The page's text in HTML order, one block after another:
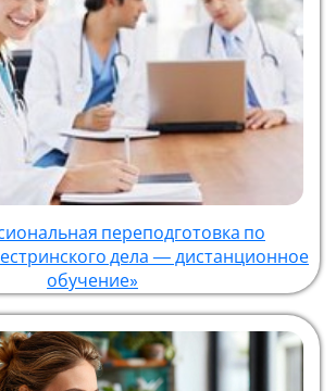
переподготовка по
дела — дистанционное
обучение»